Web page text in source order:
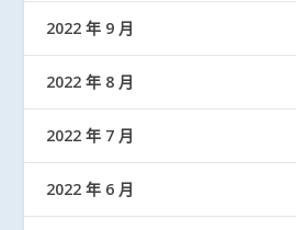
2022 年 9 月
2022 年 8 月
2022 年 7 月
2022 年 6 月